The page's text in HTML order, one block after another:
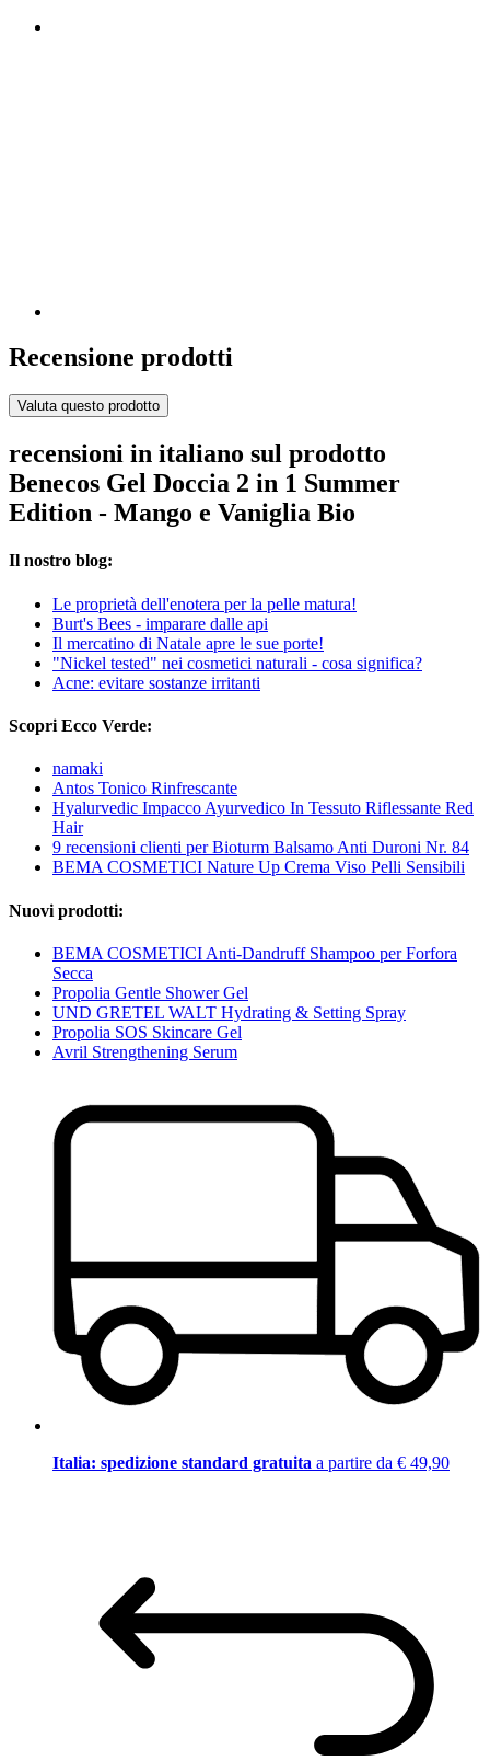
Recensione prodotti
Valuta questo prodotto
recensioni in italiano sul prodotto
Benecos Gel Doccia 2 in 1 Summer
Edition - Mango e Vaniglia Bio
Il nostro blog:
Le proprietà dell'enotera per la pelle matura!
Burt's Bees - imparare dalle api
Il mercatino di Natale apre le sue porte!
"Nickel tested" nei cosmetici naturali - cosa significa?
Acne: evitare sostanze irritanti
Scopri Ecco Verde:
namaki
Antos Tonico Rinfrescante
Hyalurvedic Impacco Ayurvedico In Tessuto Riflessante Red
Hair
9 recensioni clienti per Bioturm Balsamo Anti Duroni Nr. 84
BEMA COSMETICI Nature Up Crema Viso Pelli Sensibili
Nuovi prodotti:
BEMA COSMETICI Anti-Dandruff Shampoo per Forfora
Secca
Propolia Gentle Shower Gel
UND GRETEL WALT Hydrating & Setting Spray
Propolia SOS Skincare Gel
Avril Strengthening Serum
Italia: spedizione standard gratuita a partire da € 49,90